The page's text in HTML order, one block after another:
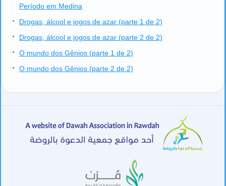
Período em Medina
Drogas, álcool e jogos de azar (parte 1 de 2)
Drogas, álcool e jogos de azar (parte 2 de 2)
O mundo dos Gênios (parte 1 de 2)
O mundo dos Gênios (parte 2 de 2)